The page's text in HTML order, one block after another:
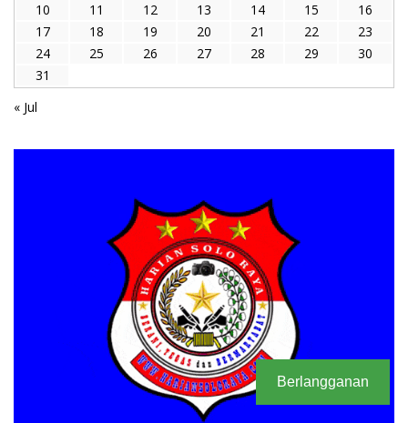
10
11 12 13 14 15
16
17
18 19 20 21 22
23
24
25 26 27 28 29
30
31
« Jul
Berlangganan